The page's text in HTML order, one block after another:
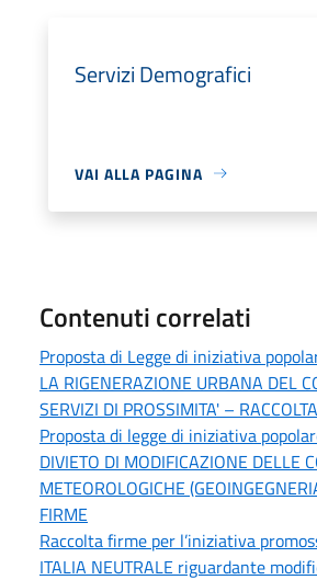
Servizi Demografici
VAI ALLA PAGINA
Contenuti correlati
Proposta di Legge di iniziativa
LA RIGENERAZIONE URBANA DEL
SERVIZI DI PROSSIMITA' –
Proposta di legge di iniziativa
DIVIETO DI MODIFICAZIONE DELLE
METEOROLOGICHE
FIRME
Raccolta firme per l’iniziativa
ITALIA NEUTRALE riguardante